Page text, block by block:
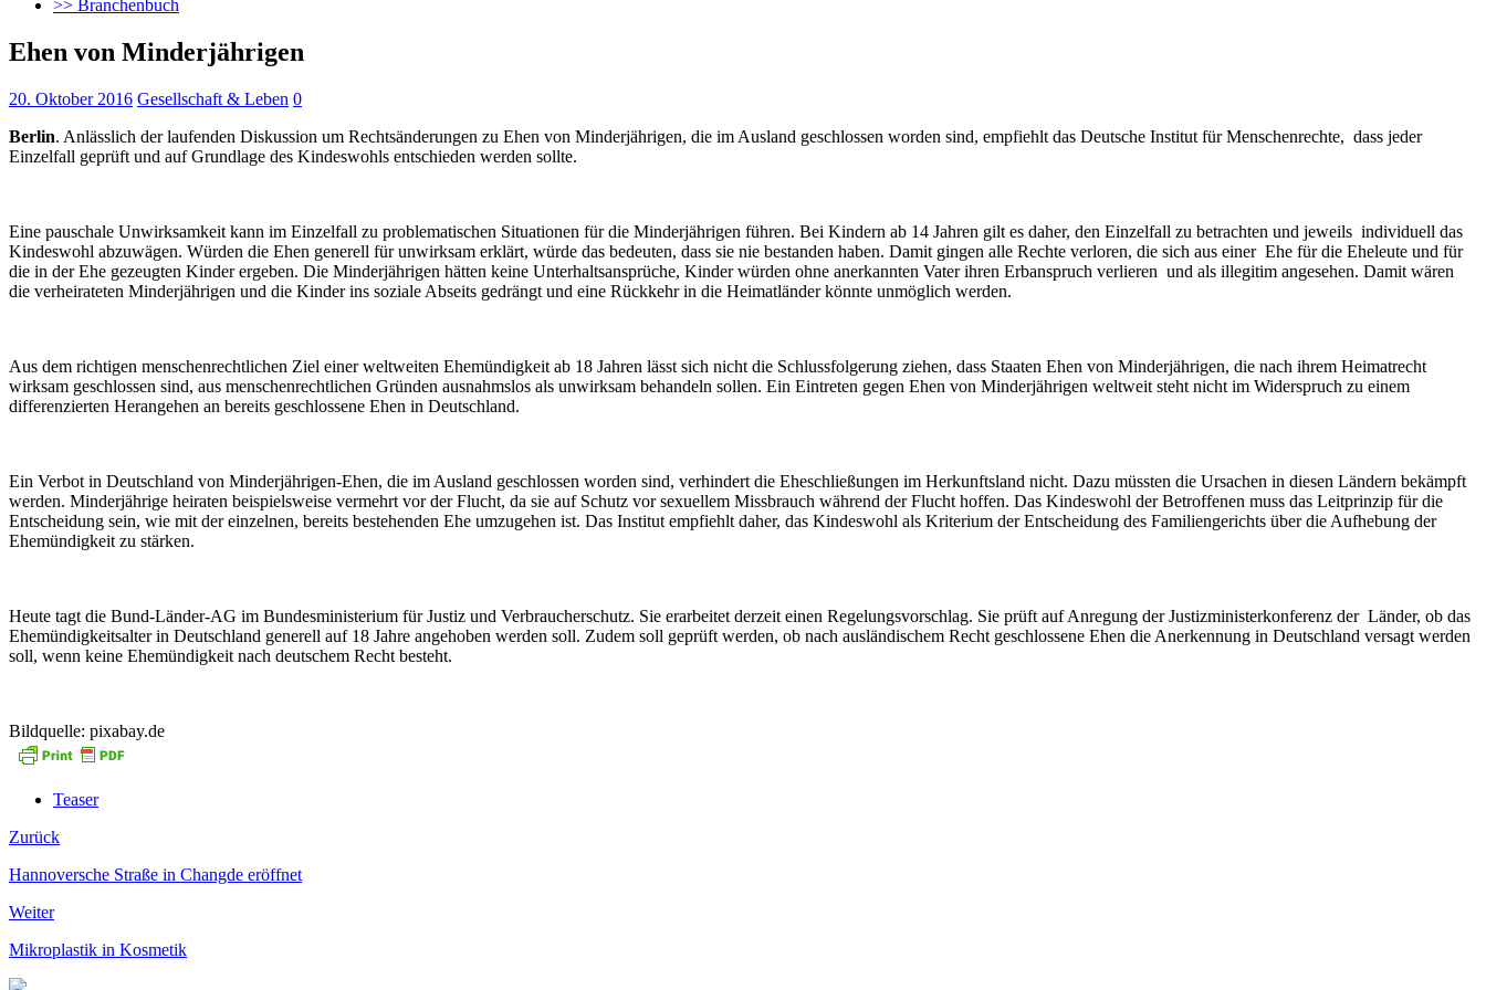
>> Branchenbuch
Ehen von Minderjährigen
20. Oktober 2016 Gesellschaft & Leben 0
Berlin. Anlässlich der laufenden Diskussion um Rechtsänderungen zu Ehen von Minderjährigen, die im Ausland geschlossen worden sind, empfiehlt das Deutsche Institut für Menschenrechte, dass jeder
Einzelfall geprüft und auf Grundlage des Kindeswohls entschieden werden sollte.
Eine pauschale Unwirksamkeit kann im Einzelfall zu problematischen Situationen für die Minderjährigen führen. Bei Kindern ab 14 Jahren gilt es daher, den Einzelfall zu betrachten und jeweils individuell das
Kindeswohl abzuwägen. Würden die Ehen generell für unwirksam erklärt, würde das bedeuten, dass sie nie bestanden haben. Damit gingen alle Rechte verloren, die sich aus einer Ehe für die Eheleute und für
die in der Ehe gezeugten Kinder ergeben. Die Minderjährigen hätten keine Unterhaltsansprüche, Kinder würden ohne anerkannten Vater ihren Erbanspruch verlieren und als illegitim angesehen. Damit wären
die verheirateten Minderjährigen und die Kinder ins soziale Abseits gedrängt und eine Rückkehr in die Heimatländer könnte unmöglich werden.
Aus dem richtigen menschenrechtlichen Ziel einer weltweiten Ehemündigkeit ab 18 Jahren lässt sich nicht die Schlussfolgerung ziehen, dass Staaten Ehen von Minderjährigen, die nach ihrem Heimatrecht
wirksam geschlossen sind, aus menschenrechtlichen Gründen ausnahmslos als unwirksam behandeln sollen. Ein Eintreten gegen Ehen von Minderjährigen weltweit steht nicht im Widerspruch zu einem
differenzierten Herangehen an bereits geschlossene Ehen in Deutschland.
Ein Verbot in Deutschland von Minderjährigen-Ehen, die im Ausland geschlossen worden sind, verhindert die Eheschließungen im Herkunftsland nicht. Dazu müssten die Ursachen in diesen Ländern bekämpft
werden. Minderjährige heiraten beispielsweise vermehrt vor der Flucht, da sie auf Schutz vor sexuellem Missbrauch während der Flucht hoffen. Das Kindeswohl der Betroffenen muss das Leitprinzip für die
Entscheidung sein, wie mit der einzelnen, bereits bestehenden Ehe umzugehen ist. Das Institut empfiehlt daher, das Kindeswohl als Kriterium der Entscheidung des Familiengerichts über die Aufhebung der
Ehemündigkeit zu stärken.
Heute tagt die Bund-Länder-AG im Bundesministerium für Justiz und Verbraucherschutz. Sie erarbeitet derzeit einen Regelungsvorschlag. Sie prüft auf Anregung der Justizministerkonferenz der Länder, ob das
Ehemündigkeitsalter in Deutschland generell auf 18 Jahre angehoben werden soll. Zudem soll geprüft werden, ob nach ausländischem Recht geschlossene Ehen die Anerkennung in Deutschland versagt werden
soll, wenn keine Ehemündigkeit nach deutschem Recht besteht.
Bildquelle: pixabay.de
Teaser
Zurück
Hannoversche Straße in Changde eröffnet
Weiter
Mikroplastik in Kosmetik